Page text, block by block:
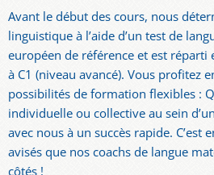
Avant le début des cours, nous
linguistique à l’aide d’un test de
européen de référence et est réparti
à C1 (niveau avancé). Vous profitez
possibilités de formation flexibles :
individuelle ou collective au sein
avec nous à un succès rapide. C’est
avisés que nos coachs de langue
côtés !